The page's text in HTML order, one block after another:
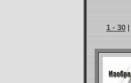
1 - 30 |